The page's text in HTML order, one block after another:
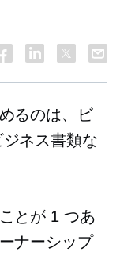
るのは、ビ
ネス書類な
とが 1 つあ
ナーシップ